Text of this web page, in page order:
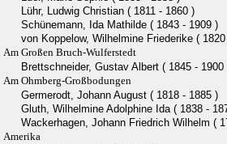
Lühr, Ludwig Christian ( 1811 - 1860 )
Schünemann, Ida Mathilde ( 1843 - 1909 )
von Koppelow, Wilhelmine Friederike (
Am Großen Bruch-Wulferstedt
Brettschneider, Gustav Albert ( 1845 - 1900
Am Ohmberg-Großbodungen
Germerodt, Johann August ( 1818 - 1885 )
Gluth, Wilhelmine Adolphine Ida ( 1838 -
Wackerhagen, Johann Friedrich Wilhelm (
Amerika